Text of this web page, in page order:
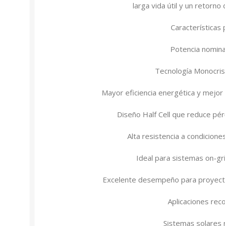
larga vida útil y un retorno
Características
Potencia
Tecnología
Mayor eficiencia energética y
Diseño Half Cell que reduce
Alta resistencia a
Ideal para sistemas on-
Excelente desempeño para
Aplicaciones
Sistemas solares